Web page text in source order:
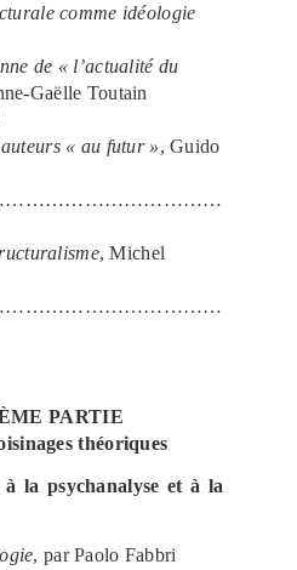
comme idéologie
de « l’actualité du
Gaëlle Toutain
« au futur », Guido
, Michel
PARTIE
théoriques
la psychanalyse et à la
, par Paolo Fabbri